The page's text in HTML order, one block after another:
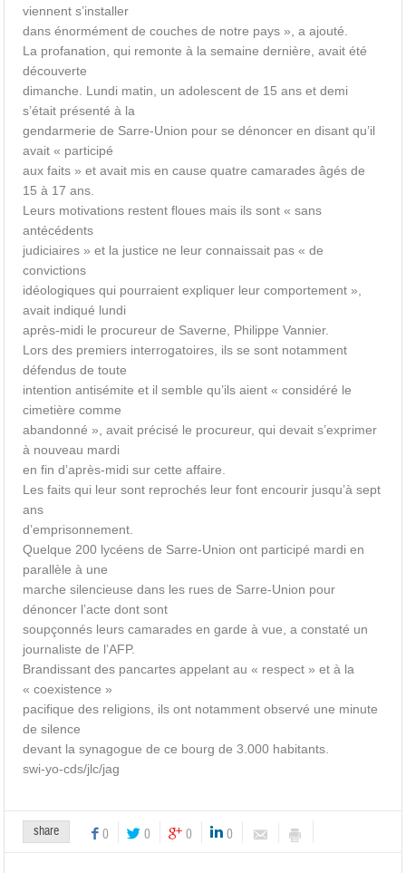
viennent s’installer
dans énormément de couches de notre pays », a ajouté.
La profanation, qui remonte à la semaine dernière, avait été
découverte
dimanche. Lundi matin, un adolescent de 15 ans et demi
s’était présenté à la
gendarmerie de Sarre-Union pour se dénoncer en disant qu’il
avait « participé
aux faits » et avait mis en cause quatre camarades âgés de
15 à 17 ans.
Leurs motivations restent floues mais ils sont « sans
antécédents
judiciaires » et la justice ne leur connaissait pas « de
convictions
idéologiques qui pourraient expliquer leur comportement »,
avait indiqué lundi
après-midi le procureur de Saverne, Philippe Vannier.
Lors des premiers interrogatoires, ils se sont notamment
défendus de toute
intention antisémite et il semble qu’ils aient « considéré le
cimetière comme
abandonné », avait précisé le procureur, qui devait s’exprimer
à nouveau mardi
en fin d’après-midi sur cette affaire.
Les faits qui leur sont reprochés leur font encourir jusqu’à sept
ans
d’emprisonnement.
Quelque 200 lycéens de Sarre-Union ont participé mardi en
parallèle à une
marche silencieuse dans les rues de Sarre-Union pour
dénoncer l’acte dont sont
soupçonnés leurs camarades en garde à vue, a constaté un
journaliste de l’AFP.
Brandissant des pancartes appelant au « respect » et à la
« coexistence »
pacifique des religions, ils ont notamment observé une minute
de silence
devant la synagogue de ce bourg de 3.000 habitants.
swi-yo-cds/jlc/jag
share 0 0 0 0